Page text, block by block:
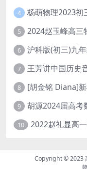
4
5
6
7 王芳讲中国历史
8
9
10
Copyright © 2023